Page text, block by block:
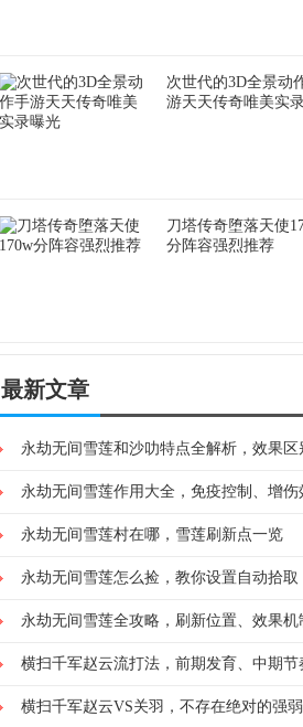
次世代的3D全景动
游天天传奇唯美实
刀塔传奇堕落天使
分阵容强烈推荐
最新文章
永劫无间雪莲村在哪，雪莲刷新点一览
永劫无间雪莲怎么捡，教你设置自动拾取
横扫千军赵云VS关羽，不存在绝对的强